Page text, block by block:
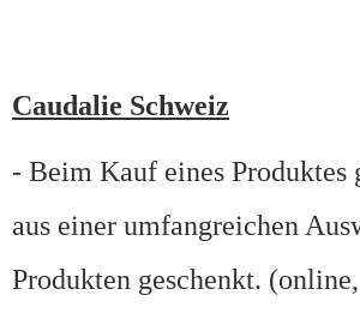
Caudalie Schweiz
- Beim Kauf eines Produktes
aus einer umfangreichen
Produkten geschenkt.